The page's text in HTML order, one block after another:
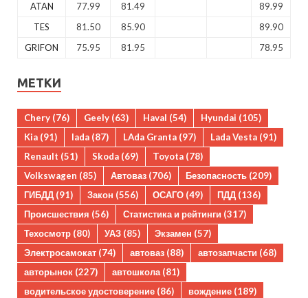
ATAN 77.99 81.49
89.99
TES
81.50 85.90
89.90
GRIFON
75.95 81.95 78.95
МЕТКИ
Chery (76) Geely (63) Haval (54) Hyundai (105)
Kia (91) lada (87) LAda Granta (97) Lada Vesta (91)
Renault (51) Skoda (69) Toyota (78)
Volkswagen (85) Автоваз (706) Безопасность (209)
ГИБДД (91) Закон (556) ОСАГО (49) ПДД (136)
Происшествия (56) Статистика и рейтинги (317)
Техосмотр (80) УАЗ (85) Экзамен (57)
Электросамокат (74) автоваз (88) автозапчасти (68)
авторынок (227) автошкола(81)
водительское удостоверение (86) вождение (189)